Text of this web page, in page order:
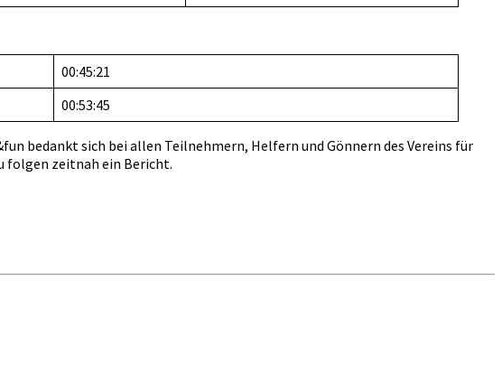
00:45:21
00:53:45
bedankt sich bei allen Teilnehmern, Helfern und Gönnern des Vereins für
folgen zeitnah ein Bericht.